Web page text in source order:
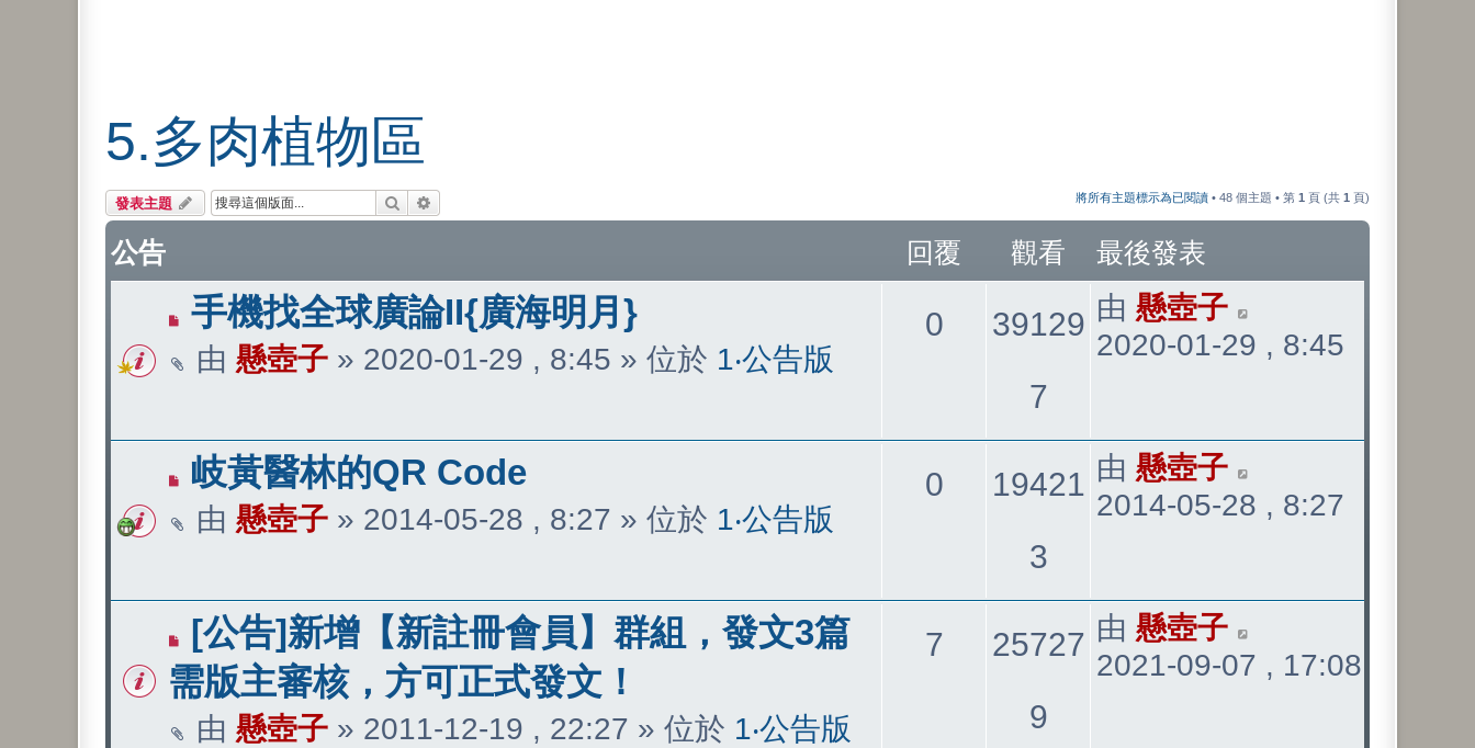
5.多肉植物區
發表主題 搜尋 將所有主題標示為已閱讀 • 48 個主題 • 第 1 頁 (共 1 頁)
公告 回覆 觀看 最後發表
手機找全球廣論II{廣海明月}
由 懸壺子 » 2020-01-29 , 8:45 » 位於 1‧公告版
0回
39129
7觀
看
最
後
由 懸壺子
2020-01-29 , 8:45
岐黃醫林的QR Code
由 懸壺子 » 2014-05-28 , 8:27 » 位於 1‧公告版
0回
19421
3觀
看
最
後
由 懸壺子
2014-05-28 , 8:27
[公告]新增【新註冊會員】群組，發文3篇
需版主審核，方可正式發文！
由 懸壺子 » 2011-12-19 , 22:27 » 位於 1‧公告版
7回
25727
9觀
最
後
由 懸壺子
2021-09-07 , 17:08